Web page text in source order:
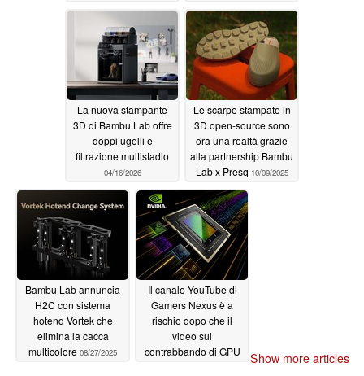
05/22/2026
campioni delle
recensioni da molti
media04/22/2026
La nuova stampante
3D di Bambu Lab offre
doppi ugelli e
filtrazione multistadio
04/16/2026
Le scarpe stampate in
3D open-source sono
ora una realtà grazie
alla partnership Bambu
Lab x Presq 10/09/2025
Bambu Lab annuncia
H2C con sistema
hotend Vortek che
elimina la cacca
multicolore 08/27/2025
Il canale YouTube di
Gamers Nexus è a
rischio dopo che il
video sul
contrabbando di GPU
Show more articles